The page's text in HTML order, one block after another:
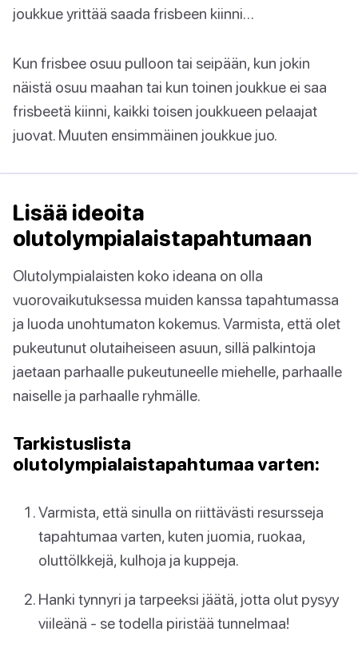
joukkue yrittää saada frisbeen kiinni…
Kun frisbee osuu pulloon tai seipään, kun jokin
näistä osuu maahan tai kun toinen joukkue ei saa
frisbeetä kiinni, kaikki toisen joukkueen pelaajat
juovat. Muuten ensimmäinen joukkue juo.
Lisää ideoita
olutolympialaistapahtumaan
Olutolympialaisten koko ideana on olla
vuorovaikutuksessa muiden kanssa tapahtumassa
ja luoda unohtumaton kokemus. Varmista, että olet
pukeutunut olutaiheiseen asuun, sillä palkintoja
jaetaan parhaalle pukeutuneelle miehelle, parhaalle
naiselle ja parhaalle ryhmälle.
Tarkistuslista
olutolympialaistapahtumaa varten:
Varmista, että sinulla on riittävästi resursseja
tapahtumaa varten, kuten juomia, ruokaa,
oluttölkkejä, kulhoja ja kuppeja.
Hanki tynnyri ja tarpeeksi jäätä, jotta olut pysyy
viileänä - se todella piristää tunnelmaa!